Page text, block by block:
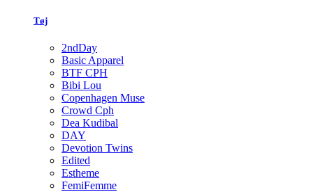
Tøj
2ndDay
Basic Apparel
BTF CPH
Bibi Lou
Copenhagen Muse
Crowd Cph
Dea Kudibal
DAY
Devotion Twins
Edited
Estheme
FemiFemme